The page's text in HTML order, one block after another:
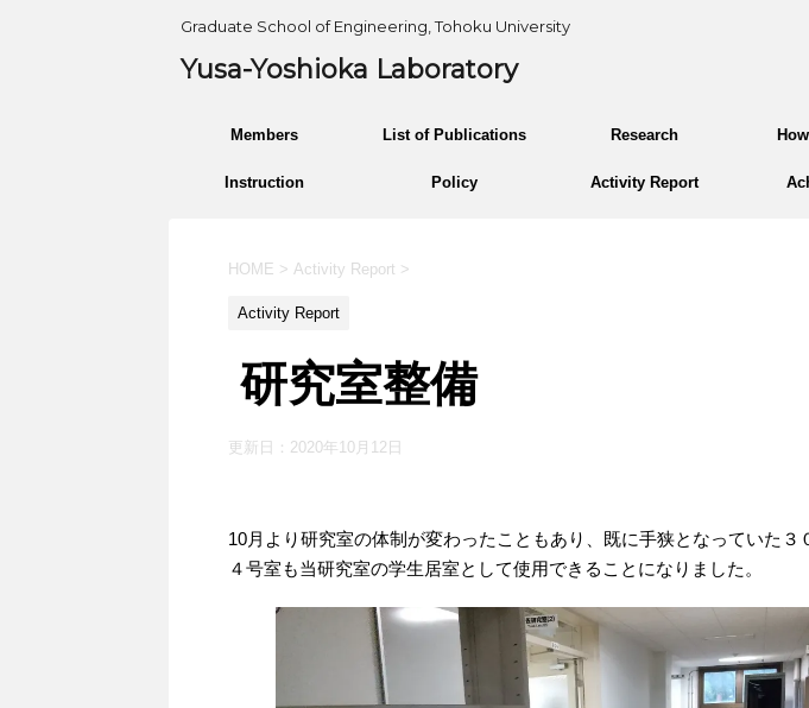
Graduate School of Engineering, Tohoku University
Yusa-Yoshioka Laboratory
Members List of Publications Research
Instruction Policy Activity Report
HOME > Activity Report >
Activity Report
研究室整備
更新日： 2020年10月12日
10月より研究室の体制が変わったこともあり、既に手狭となっていた３
４号室も当研究室の学生居室として使用できることになりました。